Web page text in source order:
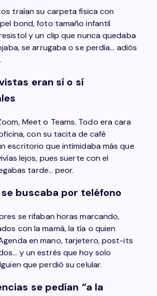
traían su carpeta física con
bond, foto tamaño infantil
y un clip que nunca quedaba
se arrugaba o se perdía… adiós
eran sí o sí
Meet o Teams. Todo era cara
con su tacita de café
escritorio que intimidaba más que
lejos, pues suerte con el
tarde… peor.
buscaba por teléfono
se rifaban horas marcando,
con la mamá, la tía o quien
en mano, tarjetero, post-its
y un estrés que hoy solo
que perdió su celular.
se pedían “a la